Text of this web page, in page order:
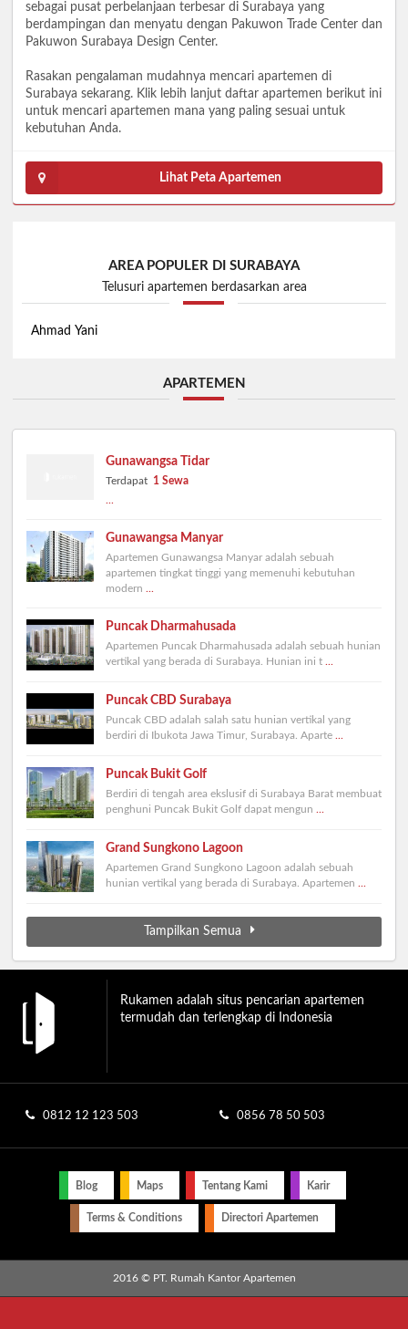
sebagai pusat perbelanjaan terbesar di Surabaya yang
berdampingan dan menyatu dengan Pakuwon Trade Center dan
Pakuwon Surabaya Design Center.
Rasakan pengalaman mudahnya mencari apartemen di
Surabaya sekarang. Klik lebih lanjut daftar apartemen berikut ini
untuk mencari apartemen mana yang paling sesuai untuk
kebutuhan Anda.
Lihat Peta Apartemen
AREA POPULER DI SURABAYA
Telusuri apartemen berdasarkan area
Ahmad Yani
APARTEMEN
Gunawangsa Tidar
Terdapat 1 Sewa
Gunawangsa Manyar
Apartemen Gunawangsa Manyar adalah sebuah
apartemen tingkat tinggi yang memenuhi kebutuhan
modern
Puncak Dharmahusada
Apartemen Puncak Dharmahusada adalah sebuah hunian
vertikal yang berada di Surabaya. Hunian ini t
Puncak CBD Surabaya
Puncak CBD adalah salah satu hunian vertikal yang
berdiri di Ibukota Jawa Timur, Surabaya. Aparte
Puncak Bukit Golf
Berdiri di tengah area ekslusif di Surabaya Barat membuat
penghuni Puncak Bukit Golf dapat mengun
Grand Sungkono Lagoon
Apartemen Grand Sungkono Lagoon adalah sebuah
hunian vertikal yang berada di Surabaya. Apartemen
Tampilkan Semua
Rukamen adalah situs pencarian apartemen
termudah dan terlengkap di Indonesia
0812 12 123 503 0856 78 50 503
Blog Maps Tentang Kami Karir
Terms & Conditions Directori Apartemen
2016 © PT. Rumah Kantor Apartemen